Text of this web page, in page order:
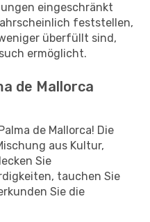
eingeschränkt
feststellen,
überfüllt sind,
ermöglicht.
de Mallorca
de Mallorca! Die
aus Kultur,
Sie
tauchen Sie
Sie die